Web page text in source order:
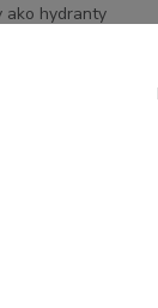
ako hydranty
napojenie na